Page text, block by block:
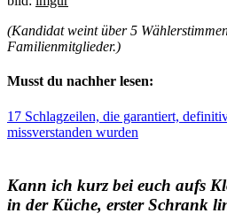
(Kandidat weint über 5
Familienmitglieder.)
Musst du nachher lesen:
17 Schlagzeilen, die garantiert,
missverstanden wurden
Kann ich kurz bei euch aufs
in der Küche, erster Schrank